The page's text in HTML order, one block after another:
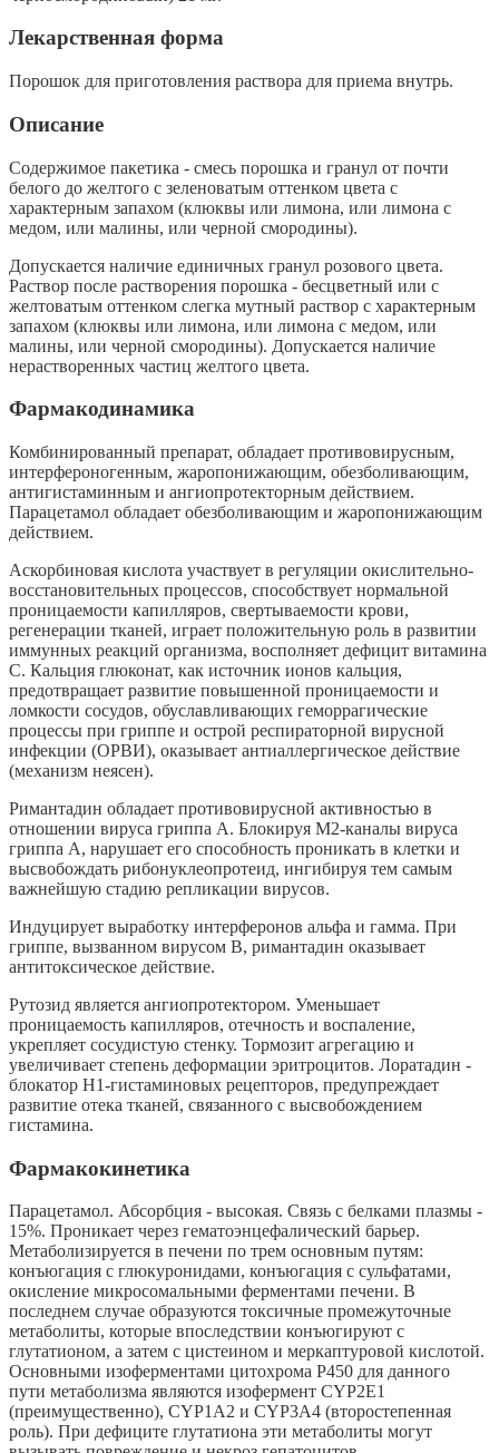
Лекарственная форма
Порошок для приготовления раствора для приема внутрь.
Описание
Содержимое пакетика - смесь порошка и гранул от почти
белого до желтого с зеленоватым оттенком цвета с
характерным запахом (клюквы или лимона, или лимона с
медом, или малины, или черной смородины).
Допускается наличие единичных гранул розового цвета.
Раствор после растворения порошка - бесцветный или с
желтоватым оттенком слегка мутный раствор с характерным
запахом (клюквы или лимона, или лимона с медом, или
малины, или черной смородины). Допускается наличие
нерастворенных частиц желтого цвета.
Фармакодинамика
Комбинированный препарат, обладает противовирусным,
интерфероногенным, жаропонижающим, обезболивающим,
антигистаминным и ангиопротекторным действием.
Парацетамол обладает обезболивающим и жаропонижающим
действием.
Аскорбиновая кислота участвует в регуляции окислительно-
восстановительных процессов, способствует нормальной
проницаемости капилляров, свертываемости крови,
регенерации тканей, играет положительную роль в развитии
иммунных реакций организма, восполняет дефицит витамина
С. Кальция глюконат, как источник ионов кальция,
предотвращает развитие повышенной проницаемости и
ломкости сосудов, обуславливающих геморрагические
процессы при гриппе и острой респираторной вирусной
инфекции (ОРВИ), оказывает антиаллергическое действие
(механизм неясен).
Римантадин обладает противовирусной активностью в
отношении вируса гриппа А. Блокируя М2-каналы вируса
гриппа А, нарушает его способность проникать в клетки и
высвобождать рибонуклеопротеид, ингибируя тем самым
важнейшую стадию репликации вирусов.
Индуцирует выработку интерферонов альфа и гамма. При
гриппе, вызванном вирусом В, римантадин оказывает
антитоксическое действие.
Рутозид является ангиопротектором. Уменьшает
проницаемость капилляров, отечность и воспаление,
укрепляет сосудистую стенку. Тормозит агрегацию и
увеличивает степень деформации эритроцитов. Лоратадин -
блокатор Н1-гистаминовых рецепторов, предупреждает
развитие отека тканей, связанного с высвобождением
гистамина.
Фармакокинетика
Парацетамол. Абсорбция - высокая. Связь с белками плазмы -
15%. Проникает через гематоэнцефалический барьер.
Метаболизируется в печени по трем основным путям:
конъюгация с глюкуронидами, конъюгация с сульфатами,
окисление микросомальными ферментами печени. В
последнем случае образуются токсичные промежуточные
метаболиты, которые впоследствии конъюгируют с
глутатионом, а затем с цистеином и меркаптуровой кислотой.
Основными изоферментами цитохрома Р450 для данного
пути метаболизма являются изофермент CYP2E1
(преимущественно), CYP1A2 и CYP3A4 (второстепенная
роль). При дефиците глутатиона эти метаболиты могут